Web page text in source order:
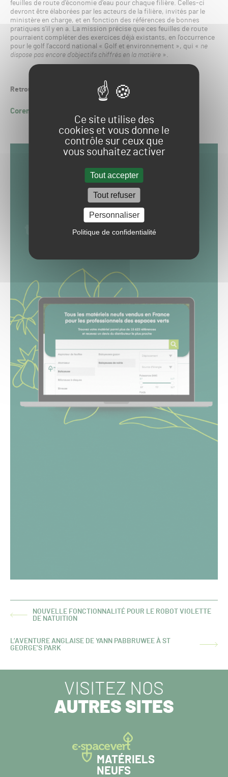
Ce site utilise des
cookies et vous donne le
contrôle sur ceux que
vous souhaitez activer
Tout accepter
Tout refuser
Personnaliser
Politique de confidentialité
feuilles de route d’économie d’eau pour chaque filière. Celles-ci
devront être élaborées par les acteurs de la filière, invités par le
ministère en charge, et en fonction des références de bonnes
pratiques s’il y en a. La mission précise que ces feuilles de route
pourraient compléter des exercices déjà existants, en l’occurrence
pour le golf l’accord national « Golf et environnement », qui « ne
dispose pas encore d’objectifs chiffrés en la matière».
Retrouvez le rapport complet en cliquant
Corentin RICHARD
ARTICLE
NOUVELLE FONCTIONNALITÉ POUR LE ROBOT VIOLETTE
DE NATUITION
ARTICLE
L’AVENTURE ANGLAISE DE YANN PABBRUWEE À ST
GEORGE’S PARK
VISITEZ NOS
AUTRES SITES
MATÉRIELS
NEUFS